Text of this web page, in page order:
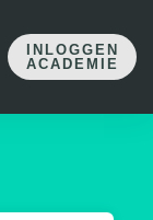
INLOGGEN
ACADEMIE